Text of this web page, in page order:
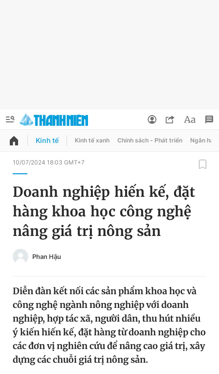
QUẢNG CÁO
Chuyên mục
Chuyên mục khác
Chào ngày mới
Tin thị trường Tin 360
Video Magazine
Sản phẩm khác
Đổi mật khẩu
Tin đã lưu
Tin đã xem
Kinh tế Kinh tế xanh Chính sách - Phát triển Ngân
10/07/2024 18:03 GMT+7
Doanh nghiệp hiến kế, đặt
hàng khoa học công nghệ
nâng giá trị nông sản
Phan Hậu
Diễn đàn kết nối các sản phẩm khoa học và
công nghệ ngành nông nghiệp với doanh
nghiệp, hợp tác xã, người dân, thu hút nhiều
ý kiến hiến kế, đặt hàng từ doanh nghiệp cho
các đơn vị nghiên cứu để nâng cao giá trị, xây
dựng các chuỗi giá trị nông sản.